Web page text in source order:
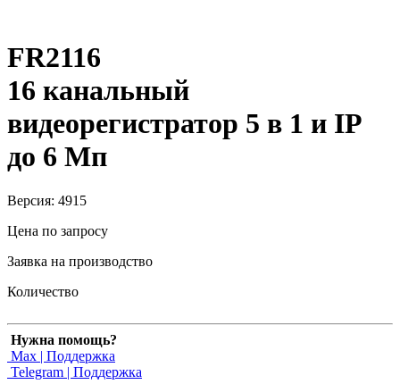
FR2116
16 канальный
видеорегистратор 5 в 1 и IP
до 6 Мп
Версия: 4915
Цена по запросу
Заявка на производство
Количество
Нужна помощь?
Max | Поддержка
Telegram | Поддержка